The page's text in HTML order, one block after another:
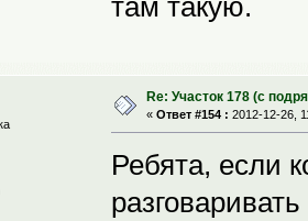
Re: Участок 178 (с
« Ответ #154 : 2012-12-26,
Ребята, если